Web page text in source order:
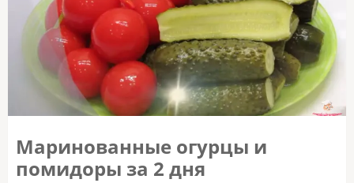
Маринованные огурцы и
помидоры за 2 дня